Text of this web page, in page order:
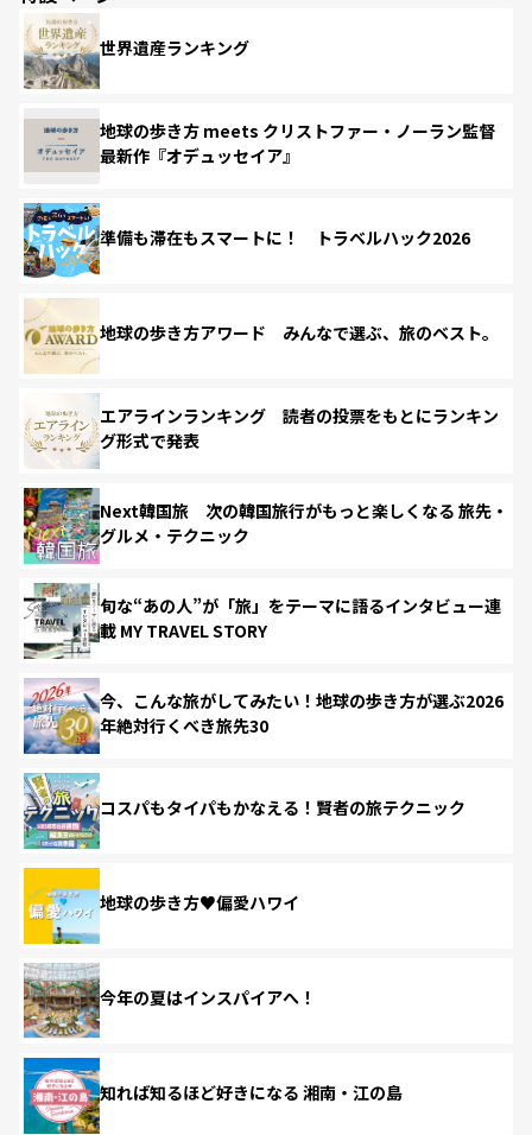
世界遺産ランキング
地球の歩き方 meets クリストファー・ノーラン監督
最新作『オデュッセイア』
準備も滞在もスマートに！ トラベルハック2026
地球の歩き方アワード みんなで選ぶ、旅のベスト。
エアラインランキング 読者の投票をもとにランキン
グ形式で発表
Next韓国旅 次の韓国旅行がもっと楽しくなる 旅先・
グルメ・テクニック
旬な“あの人”が「旅」をテーマに語るインタビュー連
載 MY TRAVEL STORY
今、こんな旅がしてみたい！地球の歩き方が選ぶ2026
年絶対行くべき旅先30
コスパもタイパもかなえる！賢者の旅テクニック
地球の歩き方♥偏愛ハワイ
今年の夏はインスパイアへ！
知れば知るほど好きになる 湘南・江の島